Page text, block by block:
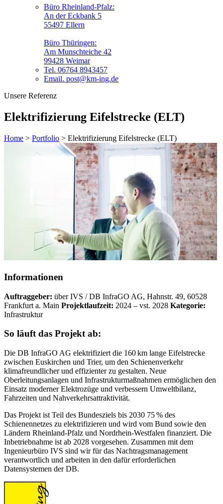
Büro Rheinland-Pfalz:
An der Eckbank 5
55497 Ellern
Büro Thüringen:
Am Munschteiche 42
99428 Weimar
Tel. 06764 8943457
Email. post@km-ing.de
Unsere Referenz
Elektrifizierung Eifelstrecke (ELT)
Home > Portfolio > Elektrifizierung Eifelstrecke (ELT)
Informationen
Auftraggeber: über IVS / DB InfraGO AG, Hahnstr. 49, 60528
Frankfurt a. Main Projektlaufzeit: 2024 – vst. 2028 Kategorie:
Infrastruktur
So läuft das Projekt ab:
Die DB InfraGO AG elektrifiziert die 160km lange Eifelstrecke
zwischen Euskirchen und Trier, um den Schienenverkehr
klimafreundlicher und effizienter zu gestalten. Neue
Oberleitungsanlagen und Infrastrukturmaßnahmen ermöglichen den
Einsatz moderner Elektrozüge und verbessern Umweltbilanz,
Fahrzeiten und Nahverkehrsattraktivität.
Das Projekt ist Teil des Bundesziels bis 2030 75% des
Schienennetzes zu elektrifizieren und wird vom Bund sowie den
Ländern Rheinland-Pfalz und Nordrhein-Westfalen finanziert. Die
Inbetriebnahme ist ab 2028 vorgesehen. Zusammen mit dem
Ingenieurbüro IVS sind wir für das Nachtragsmanagement
verantwortlich und arbeiten in den dafür erforderlichen
Datensystemen der DB.